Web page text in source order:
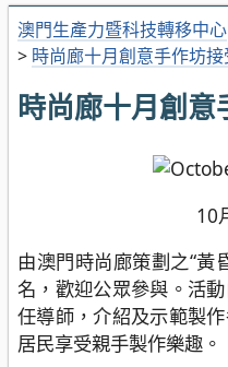
澳門生產力暨科技轉移中心
> 時尚廊十月創意手作坊
時尚廊十月創
10
由澳門時尚廊策劃之“黃
名，歡迎公眾參與。活
任導師，介紹及示範製
居民享受親手製作樂趣。